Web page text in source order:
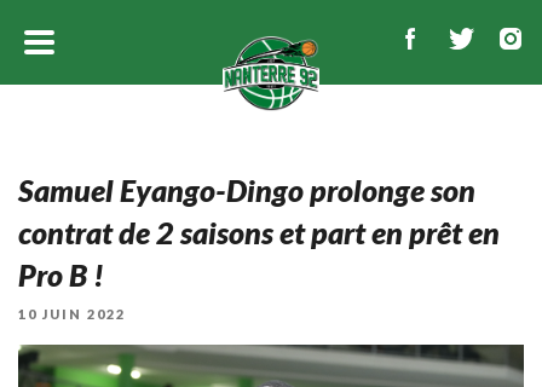
Samuel Eyango-Dingo prolonge son
contrat de 2 saisons et part en prêt en
Pro B !
PUBLIÉ
10 JUIN 2022